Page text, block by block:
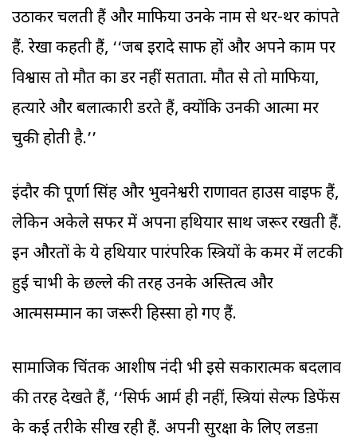
उठाकर चलती हैं और माफिया उनके नाम से थर-थर कांपते
हैं. रेखा कहती हैं, ‘‘जब इरादे साफ हों और अपने काम पर
विश्वास तो मौत का डर नहीं सताता. मौत से तो माफिया,
हत्यारे और बलात्कारी डरते हैं, क्योंकि उनकी आत्मा मर
चुकी होती है.’’
इंदौर की पूर्णा सिंह और भुवनेश्वरी राणावत हाउस वाइफ हैं,
लेकिन अकेले सफर में अपना हथियार साथ जरूर रखती हैं.
इन औरतों के ये हथियार पारंपरिक स्त्रियों के कमर में लटकी
हुई चाभी के छल्ले की तरह उनके अस्तित्व और
आत्मसम्मान का जरूरी हिस्सा हो गए हैं.
सामाजिक चिंतक आशीष नंदी भी इसे सकारात्मक बदलाव
की तरह देखते हैं, ‘‘सिर्फ आर्म ही नहीं, स्त्रियां सेल्फ डिफेंस
के कई तरीके सीख रही हैं. अपनी सुरक्षा के लिए लडऩा